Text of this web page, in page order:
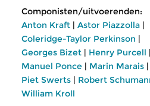
Componisten/uitvoerenden:
Anton Kraft | Astor Piazzolla |
Coleridge-Taylor Perkinson |
Georges Bizet | Henry Purcell |
Manuel Ponce | Marin Marais |
Piet Swerts | Robert
William Kroll